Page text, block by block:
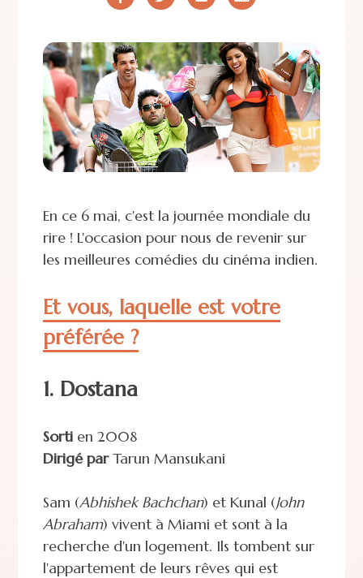
En ce 6 mai, c'est la journée mondiale du
rire ! L'occasion pour nous de revenir sur
les meilleures comédies du cinéma indien.
Et vous, laquelle est votre
préférée ?
1. Dostana
Sortien 2008
Dirigé parTarun Mansukani
Sam (Abhishek Bachchan) et Kunal (John
Abraham) vivent à Miami et sont à la
recherche d'un logement. Ils tombent sur
l'appartement de leurs rêves qui est